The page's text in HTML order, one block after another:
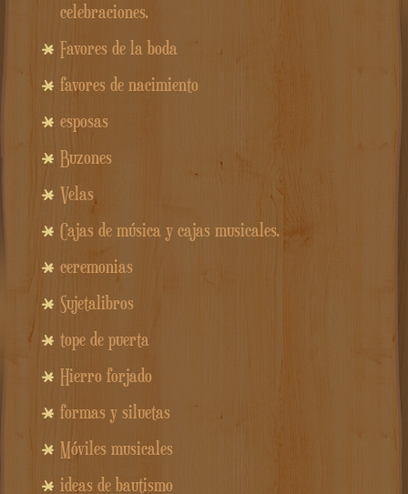
celebraciones.
Favores de la boda
favores de nacimiento
esposas
Buzones
Velas
Cajas de música y cajas musicales.
ceremonias
Sujetalibros
tope de puerta
Hierro forjado
formas y siluetas
Móviles musicales
ideas de bautismo